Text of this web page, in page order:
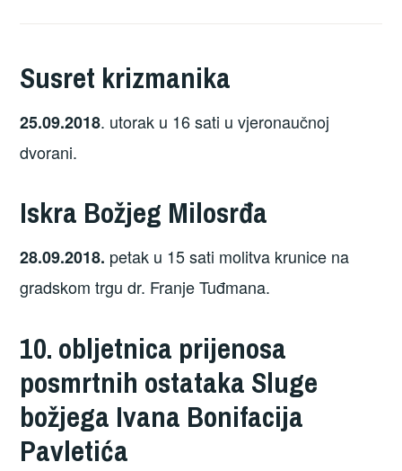
Susret krizmanika
25.09.2018. utorak u 16 sati u vjeronaučnoj
dvorani.
Iskra Božjeg Milosrđa
28.09.2018. petak u 15 sati molitva krunice na
gradskom trgu dr. Franje Tuđmana.
10. obljetnica prijenosa
posmrtnih ostataka Sluge
božjega Ivana Bonifacija
Pavletića